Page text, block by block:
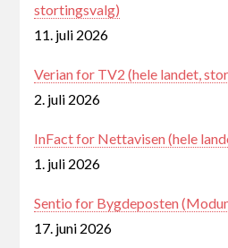
stortingsvalg)
11. juli 2026
Verian for TV2 (hele landet,
2. juli 2026
InFact for Nettavisen (hele
1. juli 2026
Sentio for Bygdeposten
17. juni 2026